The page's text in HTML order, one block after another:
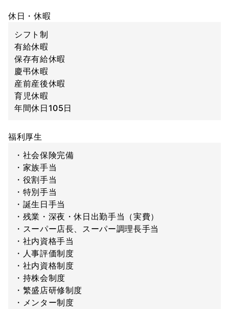
休日・休暇
シフト制
有給休暇
保存有給休暇
慶弔休暇
産前産後休暇
育児休暇
年間休日105日
福利厚生
・社会保険完備
・家族手当
・役割手当
・特別手当
・誕生日手当
・残業・深夜・休日出勤手当（実費）
・スーパー店長、スーパー調理長手当
・社内資格手当
・人事評価制度
・社内資格制度
・持株会制度
・繁盛店研修制度
・メンター制度